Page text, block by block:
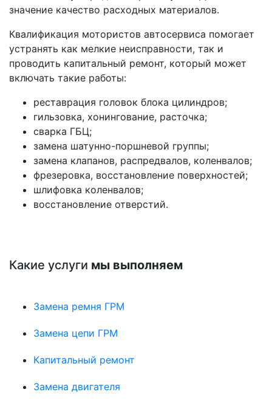
значение качество расходных материалов.
Квалификация мотористов автосервиса помогает
устранять как мелкие неисправности, так и
проводить капитальный ремонт, который может
включать такие работы:
реставрация головок блока цилиндров;
гильзовка, хонингование, расточка;
сварка ГБЦ;
замена шатунно-поршневой группы;
замена клапанов, распредвалов, коленвалов;
фрезеровка, восстановление поверхностей;
шлифовка коленвалов;
восстановление отверстий.
Какие услуги мы выполняем
Замена ремня ГРМ
Замена цепи ГРМ
Капитальный ремонт
Замена двигателя